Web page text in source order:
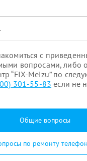
с
вопросами, либо
“FIX-Meizu” по
301-55-83 если не
Общие вопросы
по ремонту